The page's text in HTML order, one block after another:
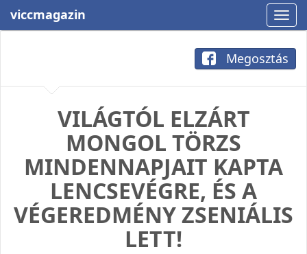
viccmagazin
Megosztás
VILÁGTÓL ELZÁRT
MONGOL TÖRZS
MINDENNAPJAIT KAPTA
LENCSEVÉGRE, ÉS A
VÉGEREDMÉNY ZSENIÁLIS
LETT!